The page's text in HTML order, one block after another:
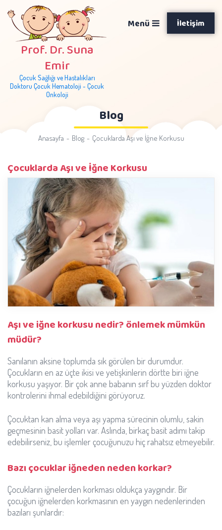
Prof. Dr. Suna
Emir
Çocuk Sağlığı ve Hastalıkları
Doktoru Çocuk Hematoloji - Çocuk
Onkoloji
İletişim
Menü
Blog
Anasayfa Blog Çocuklarda Aşı ve İğne Korkusu
Çocuklarda Aşı ve İğne Korkusu
Aşı ve iğne korkusu nedir? önlemek mümkün
müdür?
Sanılanın aksine toplumda sık görülen bir durumdur.
Çocukların en az üçte ikisi ve yetişkinlerin dörtte biri iğne
korkusu yaşıyor. Bir çok anne babanın sırf bu yüzden doktor
kontrolerini ihmal edebildiğini görüyoruz.
Çocuktan kan alma veya aşı yapma sürecinin olumlu, sakin
geçmesinin basit yolları var. Aslında, birkaç basit adımı takip
edebilirseniz, bu işlemler çocuğunuzu hiç rahatsız etmeyebilir.
Bazı çocuklar iğneden neden korkar?
Çocukların iğnelerden korkması oldukça yaygındır. Bir
çocuğun iğnelerden korkmasının en yaygın nedenlerinden
bazıları şunlardır: